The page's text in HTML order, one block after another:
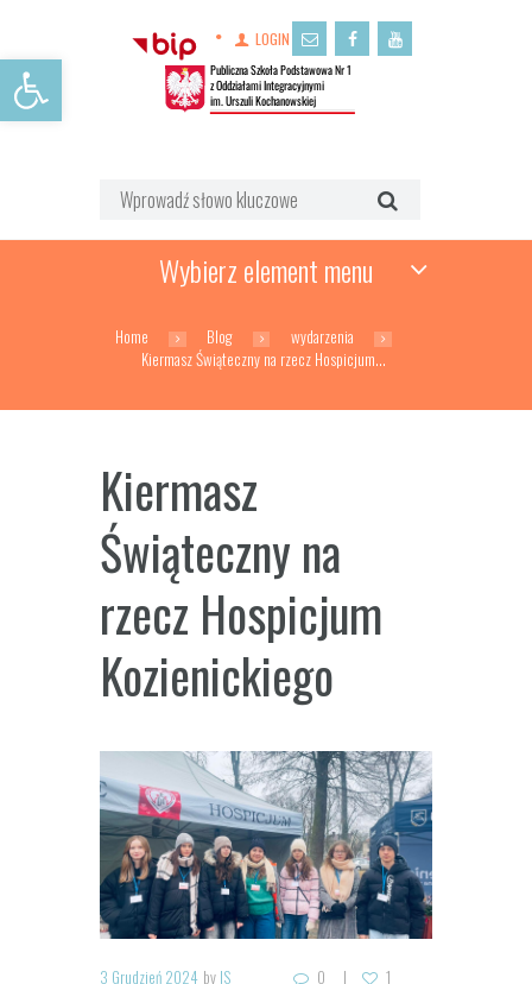
Open toolbar
LOGIN
Wybierz element menu
Home Blog
wydarzenia
Kiermasz Świąteczny na rzecz Hospicjum...
Kiermasz
Świąteczny na
rzecz Hospicjum
Kozienickiego
3 Grudzień 2024 by IS 0 1